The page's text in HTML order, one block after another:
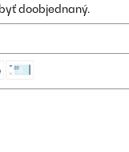
doobjednaný.